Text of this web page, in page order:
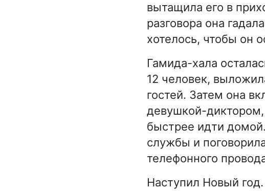
вытащила его в
разговора она
хотелось, чтобы он
Гамида-хала
12 человек,
гостей. Затем она
девушкой-диктором,
быстрее идти
службы и
телефонного
Наступил Новый